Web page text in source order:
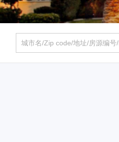
城市名/Zip code/地址/房源编号